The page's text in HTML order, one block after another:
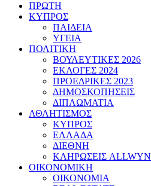
ΠΡΩΤΗ
ΚΥΠΡΟΣ
ΠΑΙΔΕΙΑ
ΥΓΕΙΑ
ΠΟΛΙΤΙΚΗ
ΒΟΥΛΕΥΤΙΚΕΣ 2026
ΕΚΛΟΓΕΣ 2024
ΠΡΟΕΔΡΙΚΕΣ 2023
ΔΗΜΟΣΚΟΠΗΣΕΙΣ
ΔΙΠΛΩΜΑΤΙΑ
ΑΘΛΗΤΙΣΜΟΣ
ΚΥΠΡΟΣ
ΕΛΛΑΔΑ
ΔΙΕΘΝΗ
ΚΛΗΡΩΣΕΙΣ ALLWYN
ΟΙΚΟΝΟΜΙΚΗ
ΟΙΚΟΝΟΜΙΑ